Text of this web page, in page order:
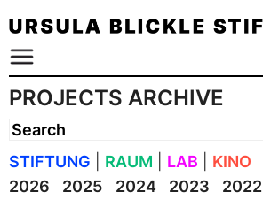
PROJECTS ARCHIVE
STIFTUNG RAUM LAB
KINO
2026
2025 2024 2023 2022